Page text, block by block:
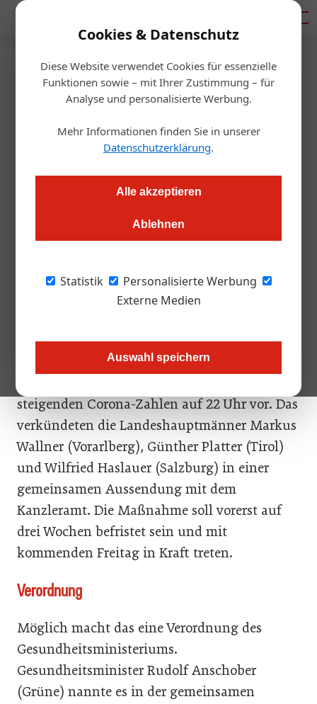
Cookies & Datenschutz
Diese Website verwendet Cookies für essenzielle
Funktionen sowie – mit Ihrer Zustimmung – für
Analyse und personalisierte Werbung.
Mehr Informationen finden Sie in unserer
Datenschutzerklärung.
Alle akzeptieren
Ablehnen
Statistik
Personalisierte Werbung
Externe Medien
Auswahl speichern
Startseite/Gastro & Hotel
Im Westen wird die
Sperrstunde vorverlegt
Die Maßnahmen werden verschärft: Ab kommenden Freitag
schließen Lokale in Vorarlberg, Tirol und Salzburg bereits um
Bisher mussten Lokale bereits um 1 Uhr
Verschärfung in Westösterreich: Die drei
westlichen Bundesländer Vorarlberg, Tirol und
steigenden Corona-Zahlen auf 22 Uhr vor. Das
verkündeten die Landeshauptmänner Markus
Wallner (Vorarlberg), Günther Platter (Tirol)
und Wilfried Haslauer (Salzburg) in einer
gemeinsamen Aussendung mit dem
Kanzleramt. Die Maßnahme soll vorerst auf
drei Wochen befristet sein und mit
kommenden Freitag in Kraft treten.
Verordnung
Möglich macht das eine Verordnung des
Gesundheitsministeriums.
Gesundheitsminister Rudolf Anschober
(Grüne) nannte es in der gemeinsamen